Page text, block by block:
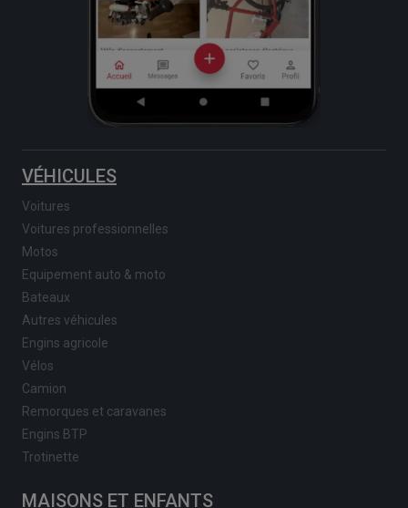
VÉHICULES
Voitures
Voitures professionnelles
Motos
Equipement auto & moto
Bateaux
Autres véhicules
Engins agricole
Vélos
Camion
Remorques et caravanes
Engins BTP
Trotinette
MAISONS ET ENFANTS